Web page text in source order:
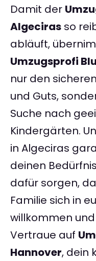
Damit der
Algeciras so
abläuft,
Umzugsprofi
nur den
und Guts,
Suche nach
Kindergärten.
in Algeciras
deinen
dafür sorgen,
Familie sich in
willkommen
Vertraue auf
Hannover, dein